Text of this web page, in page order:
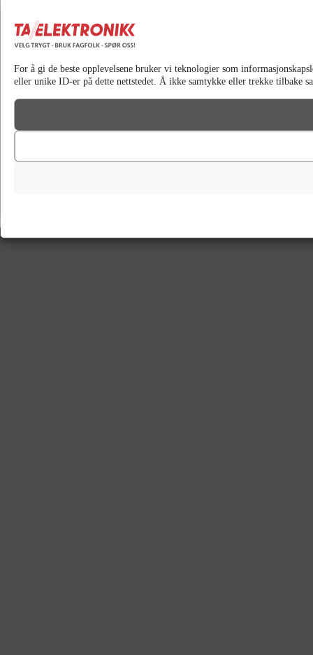
For å gi de beste opplevelsene bruker vi teknologier som
eller unike ID-er på dette nettstedet. Å ikke samtykke eller trekke tilbake